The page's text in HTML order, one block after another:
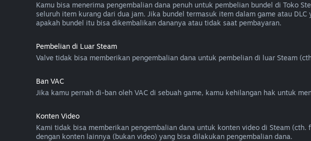
Kamu bisa menerima pengembalian dana penuh untuk pembelian bundel di Toko
seluruh item kurang dari dua jam. Jika bundel termasuk item dalam game atau
apakah bundel itu bisa dikembalikan dananya atau tidak saat pembayaran.
Pembelian di Luar Steam
Valve tidak bisa memberikan pengembalian dana untuk pembelian di luar Steam
Ban VAC
Jika kamu pernah di-ban oleh VAC di sebuah game, kamu kehilangan hak untuk
Konten Video
Kami tidak bisa memberikan pengembalian dana untuk konten video di Steam
dengan konten lainnya (bukan video) yang bisa dilakukan pengembalian dana.